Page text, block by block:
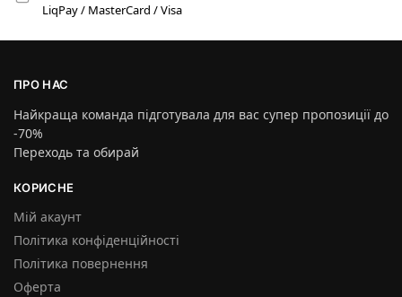
LiqPay / MasterCard / Visa
ПРО НАС
Найкраща команда підготувала для вас супер пропозиції до
-70%
Переходь та обирай
КОРИСНЕ
Мій акаунт
Політика конфіденційності
Політика повернення
Оферта